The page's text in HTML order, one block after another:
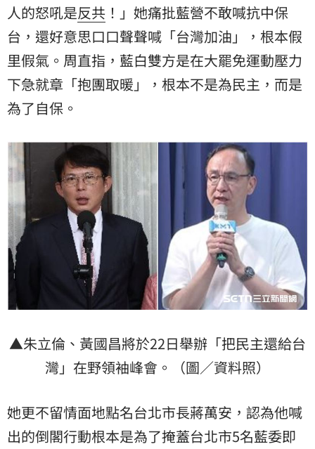
人的怒吼是反共 ！」她痛批藍營不敢喊抗中保
台，還好意思口口聲聲喊「台灣加油」，根本假
里假氣。周直指，藍白雙方是在大罷免運動壓力
下急就章「抱團取暖」，根本不是為民主，而是
為了自保。
▲朱立倫、黃國昌將於22日舉辦「把民主還給台
灣」在野領袖峰會。（圖／資料照）
她更不留情面地點名台北市長蔣萬安，認為他喊
出的倒閣行動根本是為了掩蓋台北市5名藍委即